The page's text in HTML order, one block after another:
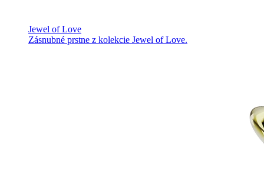
Jewel of Love
Zásnubné prstne z kolekcie Jewel of Love.